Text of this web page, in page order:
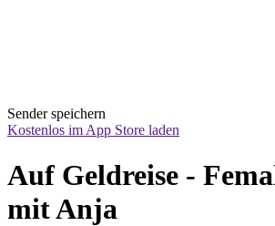
Sender speichern
Kostenlos im App Store laden
Auf Geldreise -
mit Anja